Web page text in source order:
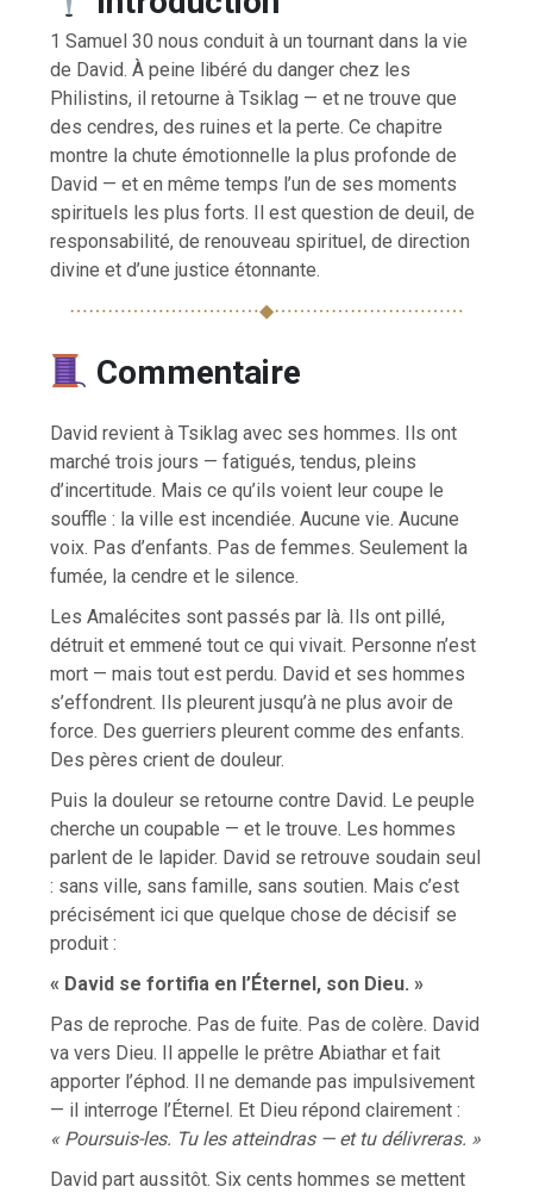
1 Samuel 30 nous conduit à un tournant dans la vie
de David. À peine libéré du danger chez les
Philistins, il retourne à Tsiklag — et ne trouve que
des cendres, des ruines et la perte. Ce chapitre
montre la chute émotionnelle la plus profonde de
David — et en même temps l’un de ses moments
spirituels les plus forts. Il est question de deuil, de
responsabilité, de renouveau spirituel, de direction
divine et d’une justice étonnante.
⋯⋯⋯⋯⋯⋯⋯⋯⋯⋯◆⋯⋯⋯⋯⋯⋯⋯⋯⋯⋯
Commentaire
David revient à Tsiklag avec ses hommes. Ils ont
marché trois jours — fatigués, tendus, pleins
d’incertitude. Mais ce qu’ils voient leur coupe le
souffle : la ville est incendiée. Aucune vie. Aucune
voix. Pas d’enfants. Pas de femmes. Seulement la
fumée, la cendre et le silence.
Les Amalécites sont passés par là. Ils ont pillé,
détruit et emmené tout ce qui vivait. Personne n’est
mort — mais tout est perdu. David et ses hommes
s’effondrent. Ils pleurent jusqu’à ne plus avoir de
force. Des guerriers pleurent comme des enfants.
Des pères crient de douleur.
Puis la douleur se retourne contre David. Le peuple
cherche un coupable — et le trouve. Les hommes
parlent de le lapider. David se retrouve soudain seul
: sans ville, sans famille, sans soutien. Mais c’est
précisément ici que quelque chose de décisif se
produit :
« David se fortifia en l’Éternel, son Dieu. »
Pas de reproche. Pas de fuite. Pas de colère. David
va vers Dieu. Il appelle le prêtre Abiathar et fait
apporter l’éphod. Il ne demande pas impulsivement
— il interroge l’Éternel. Et Dieu répond clairement :
« Poursuis-les. Tu les atteindras — et tu délivreras. »
David part aussitôt. Six cents hommes se mettent